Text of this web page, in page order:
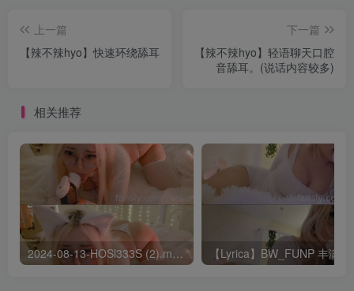
上一篇
【辣不辣hyo】快速环绕舔耳
下一篇
【辣不辣hyo】轻语聊天口腔
音舔耳。(说话内容较多)
相关推荐
2024-08-13-HOSl333S (2).mp4 – AList